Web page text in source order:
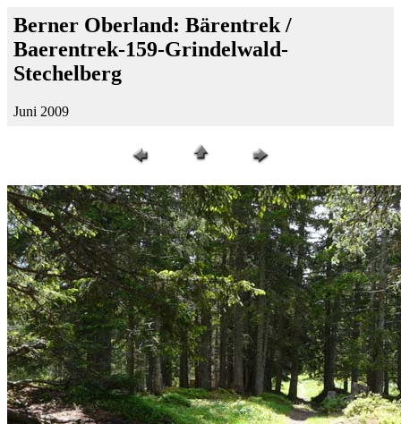
Berner Oberland: Bärentrek /
Baerentrek-159-Grindelwald-
Stechelberg
Juni 2009